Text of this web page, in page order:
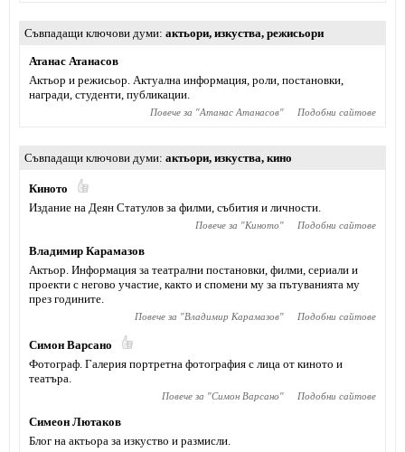
Съвпадащи ключови думи актьори, изкуства, режисьори
Атанас Атанасов
Актьор и режисьор. Актуална информация, роли, постановки,
награди, студенти, публикации.
Повече за "Атанас Атанасов" Подобни сайтове
Съвпадащи ключови думи актьори, изкуства, кино
Киното
Издание на Деян Статулов за филми, събития и личности.
Повече за "Киното" Подобни сайтове
Владимир Карамазов
Актьор. Информация за театрални постановки, филми, сериали и
проекти с негово участие, както и спомени му за пътуванията му
през годините.
Повече за "Владимир Карамазов" Подобни сайтове
Симон Варсано
Фотограф. Галерия портретна фотография с лица от киното и
театъра.
Повече за "Симон Варсано" Подобни сайтове
Симеон Лютаков
Блог на актьора за изкуство и размисли.